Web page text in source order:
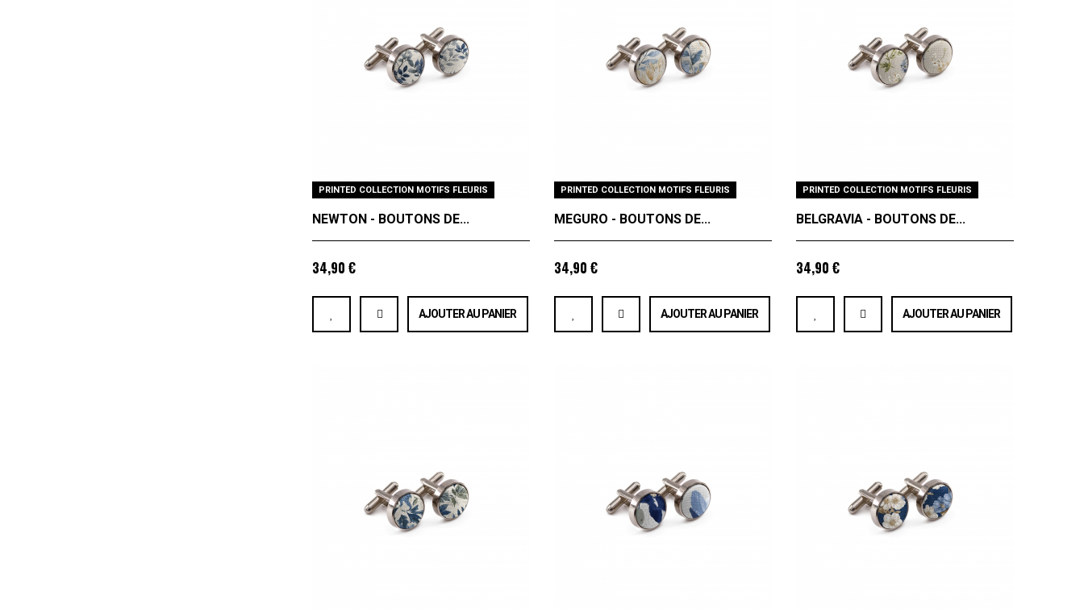
PRINTED COLLECTION MOTIFS FLEURIS
NEWTON - BOUTONS DE...
34,90 €
AJOUTER AU PANIER
PRINTED COLLECTION MOTIFS FLEURIS
MEGURO - BOUTONS DE...
34,90 €
AJOUTER AU PANIER
PRINTED COLLECTION MOTIFS FLEURIS
BELGRAVIA - BOUTONS DE...
34,90 €
AJOUTER AU PANIER